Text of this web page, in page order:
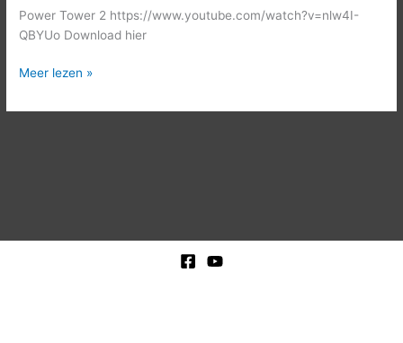
Power Tower 2 https://www.youtube.com/watch?v=nlw4I-
QBYUo Download hier
Meer lezen »